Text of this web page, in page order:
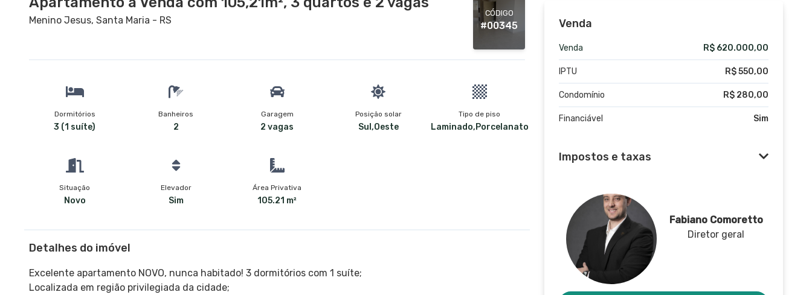
Menino Jesus, Santa Maria - RS
CÓDIGO
#00345
Dormitórios
3 (1 suíte)
Banheiros
2
Garagem
2 vagas
Posição solar
Sul,Oeste
Tipo de piso
Laminado,Porcelanato
Situação
Novo
Elevador
Sim
Área Privativa
105.21 m²
Detalhes do imóvel
Excelente apartamento NOVO, nunca habitado! 3 dormitórios com 1 suíte;
Localizada em região privilegiada da cidade;
Venda
Venda R$ 620.000,00
IPTU R$ 550,00
Condomínio R$ 280,00
Financiável Sim
Impostos e taxas
Fabiano Comoretto
Diretor geral